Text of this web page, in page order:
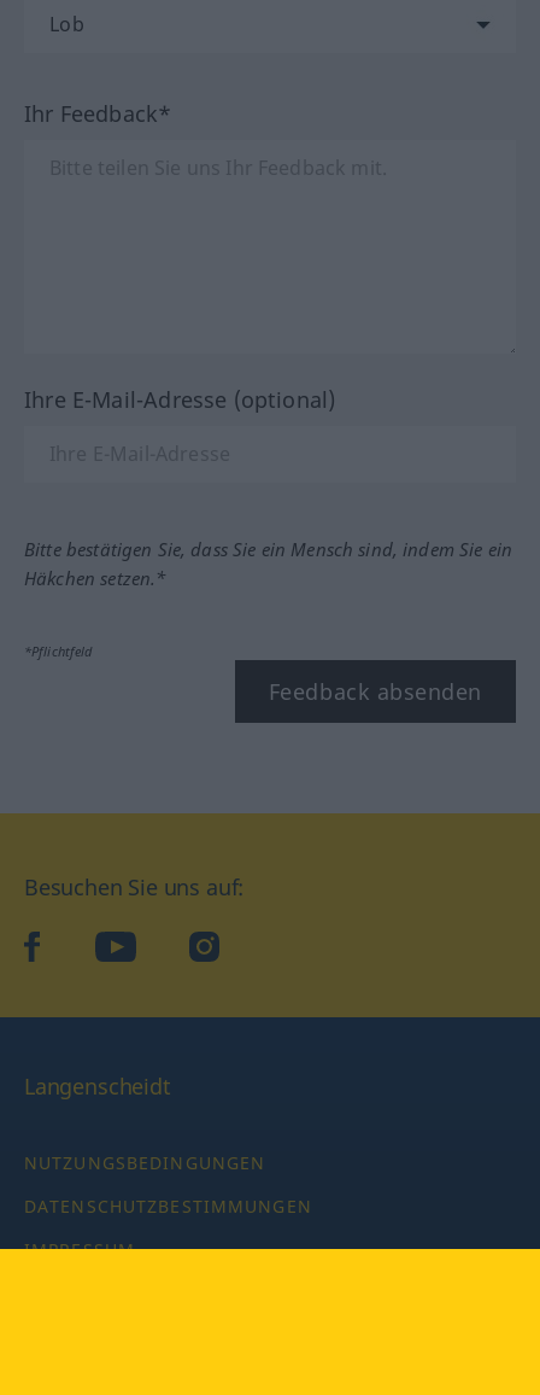
Ihr Feedback*
Ihre E-Mail-Adresse (optional)
Bitte bestätigen Sie, dass Sie ein Mensch sind, indem Sie ein
Häkchen setzen.*
*Pflichtfeld
Feedback absenden
Besuchen Sie uns auf:
facebookYouTube Instagram
Langenscheidt
NUTZUNGSBEDINGUNGEN
DATENSCHUTZBESTIMMUNGEN
IMPRESSUM